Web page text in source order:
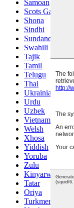
Samoan
Scots Gaelic
Shona
Sindhi
Sundanese
Swahili
Tajik
Tamil
Telugu
Thai
Ukrainian
Urdu
Uzbek
Vietnamese
Welsh
Xhosa
Yiddish
Yoruba
Zulu
Kinyarwanda
Tatar
Oriya
Turkmen